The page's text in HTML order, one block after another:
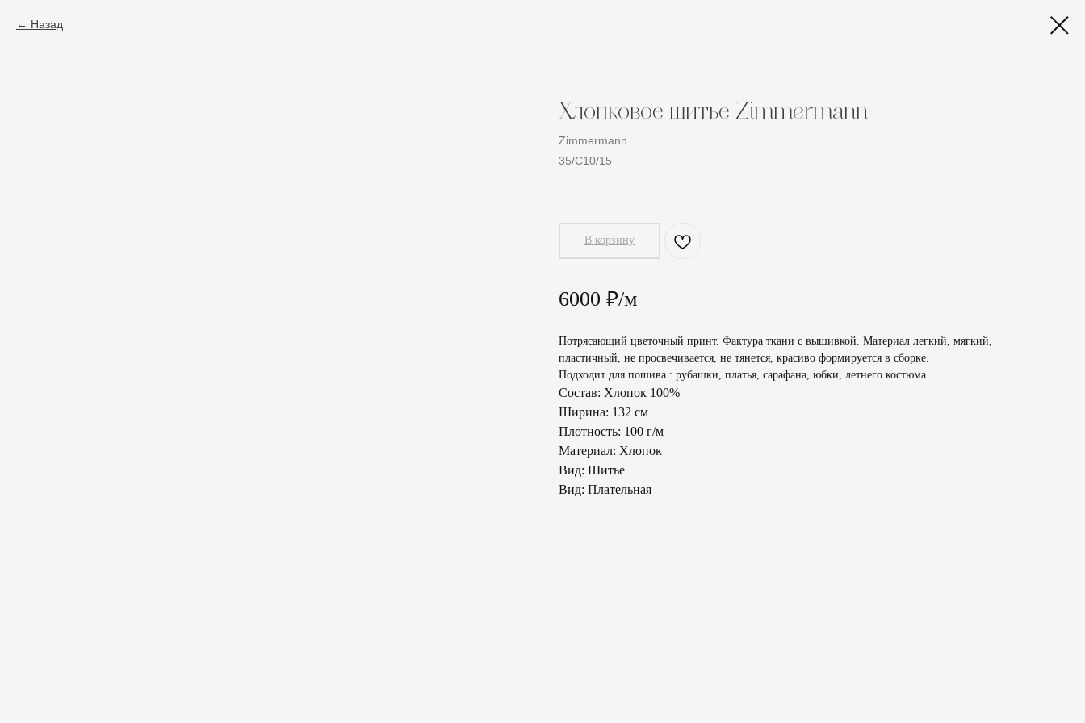
Назад
Хлопковое шитье Zimmermann
Zimmermann
35/C10/15
В корзину
6000 ₽/м
Потрясающий цветочный принт. Фактура ткани с вышивкой. Материал легкий, мягкий,
пластичный, не просвечивается, не тянется, красиво формируется в сборке.
Подходит для пошива : рубашки, платья, сарафана, юбки, летнего костюма.
Состав: Хлопок 100%
Ширина: 132 см
Плотность: 100 г/м
Материал: Хлопок
Вид: Шитье
Вид: Плательная